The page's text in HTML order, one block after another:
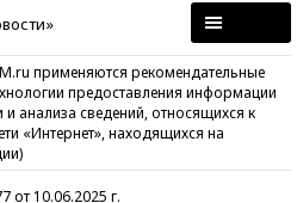
применяются рекомендательные
предоставления информации
анализа сведений, относящихся к
«Интернет», находящихся на
10.06.2025 г.